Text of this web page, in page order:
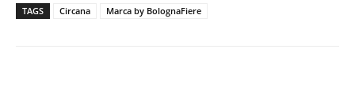
TAGS Circana Marca by BolognaFiere